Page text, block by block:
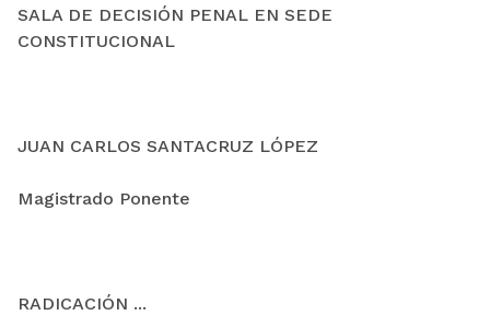
SALA DE DECISIÓN PENAL EN SEDE
CONSTITUCIONAL
JUAN CARLOS SANTACRUZ LÓPEZ
Magistrado Ponente
RADICACIÓN ...